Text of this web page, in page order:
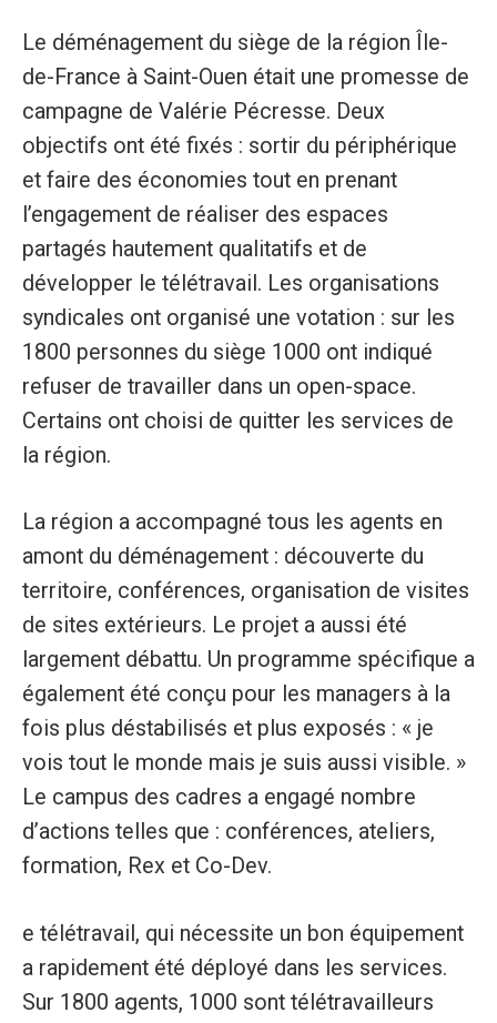
Le déménagement du siège de la région Île-
de-France à Saint-Ouen était une promesse de
campagne de Valérie Pécresse. Deux
objectifs ont été fixés : sortir du périphérique
et faire des économies tout en prenant
l’engagement de réaliser des espaces
partagés hautement qualitatifs et de
développer le télétravail. Les organisations
syndicales ont organisé une votation : sur les
1800 personnes du siège 1000 ont indiqué
refuser de travailler dans un open-space.
Certains ont choisi de quitter les services de
la région.
La région a accompagné tous les agents en
amont du déménagement : découverte du
territoire, conférences, organisation de visites
de sites extérieurs. Le projet a aussi été
largement débattu. Un programme spécifique a
également été conçu pour les managers à la
fois plus déstabilisés et plus exposés : « je
vois tout le monde mais je suis aussi visible. »
Le campus des cadres a engagé nombre
d’actions telles que : conférences, ateliers,
formation, Rex et Co-Dev.
e télétravail, qui nécessite un bon équipement
a rapidement été déployé dans les services.
Sur 1800 agents, 1000 sont télétravailleurs